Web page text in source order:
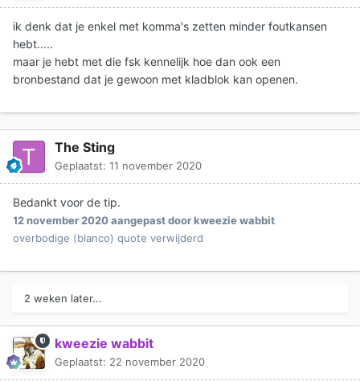
ik denk dat je enkel met komma's zetten minder foutkansen
hebt.....
maar je hebt met die fsk kennelijk hoe dan ook een
bronbestand dat je gewoon met kladblok kan openen.
The Sting
Geplaatst: 11 november 2020
Bedankt voor de tip.
12 november 2020aangepast door kweezie wabbit
overbodige (blanco) quote verwijderd
2 weken later...
kweezie wabbit
Geplaatst: 22 november 2020